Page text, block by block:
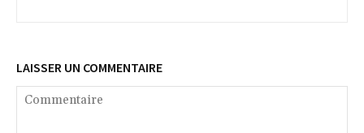
LAISSER UN COMMENTAIRE